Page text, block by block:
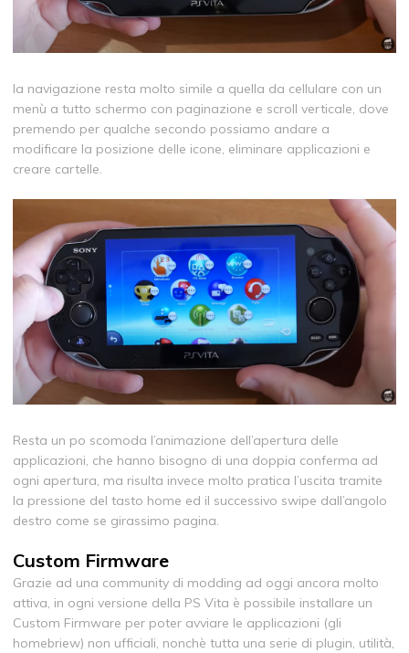
la navigazione resta molto simile a quella da cellulare con un
menù a tutto schermo con paginazione e scroll verticale, dove
premendo per qualche secondo possiamo andare a
modificare la posizione delle icone, eliminare applicazioni e
creare cartelle.
Resta un po scomoda l’animazione dell’apertura delle
applicazioni, che hanno bisogno di una doppia conferma ad
ogni apertura, ma risulta invece molto pratica l’uscita tramite
la pressione del tasto home ed il successivo swipe dall’angolo
destro come se girassimo pagina.
Custom Firmware
Grazie ad una community di modding ad oggi ancora molto
attiva, in ogni versione della PS Vita è possibile installare un
Custom Firmware per poter avviare le applicazioni (gli
homebriew) non ufficiali, nonchè tutta una serie di plugin, utilità,